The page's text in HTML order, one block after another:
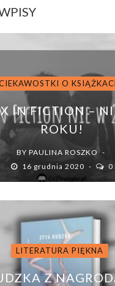
O
IN FICTION –
ROKU!
BY PAULINA ROSZKO
16 grudnia 2020
0
LITERATURA PIĘKNA
Z